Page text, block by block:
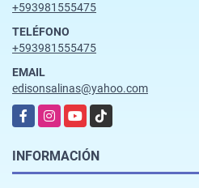
+593981555475
TELÉFONO
+593981555475
EMAIL
edisonsalinas@yahoo.com
FacebookInstagramYouTubeTikTok
INFORMACIÓN